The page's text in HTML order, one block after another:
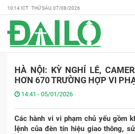
10:14 ICT THỨ SÁU, 07/08/2026
HÀ NỘI: KỲ NGHỈ LỄ,
HƠN 670 TRƯỜNG HỢP VI
14:41 - 05/01/2026
Các hành vi vi phạm chủ yếu gồm
lệnh của đèn tín hiệu giao thông,